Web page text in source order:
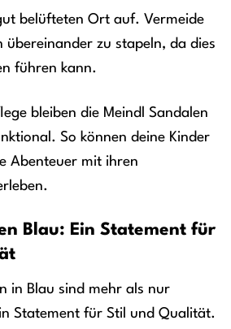
belüfteten Ort auf. Vermeide
übereinander zu stapeln, da dies
führen kann.
bleiben die Meindl Sandalen
So können deine Kinder
Abenteuer mit ihren
Blau: Ein Statement für
in Blau sind mehr als nur
Statement für Stil und Qualität.